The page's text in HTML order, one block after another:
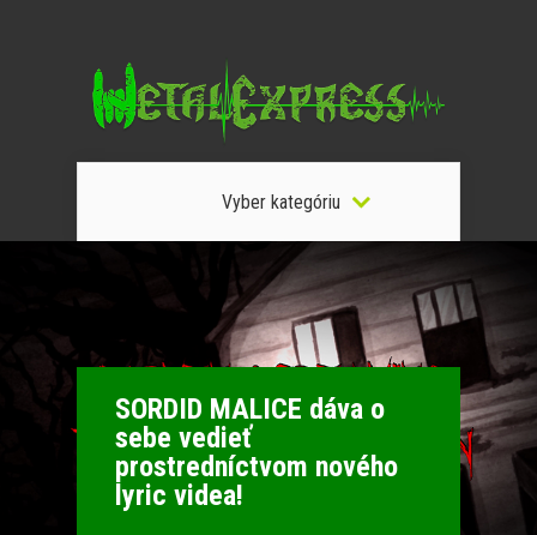
Vyber kategóriu
SORDID MALICE dáva o
sebe vedieť
prostredníctvom nového
lyric videa!